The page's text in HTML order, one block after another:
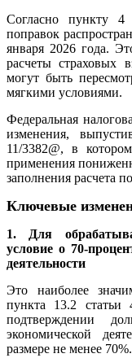
Согласно пункту 4
поправок
января 2026 года.
расчеты страховых
могут быть
мягкими условиями.
Федеральная
изменения,
11/3382@, в
применения
заполнения расчета
Ключевые
1. Для
условие о 70-
деятельности
Это наиболее
пункта 13.2
подтверждении
экономической
размере не менее 70%.